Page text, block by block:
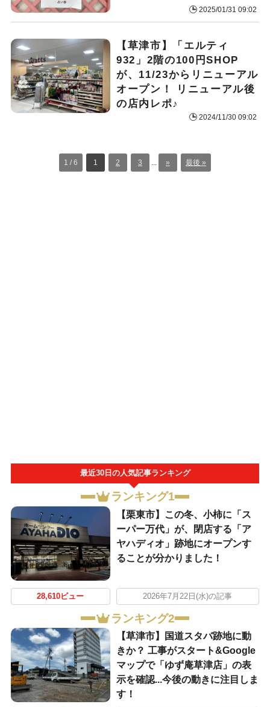
2025/01/31 09:02
【草津市】「エルティ
932」2階の100円SHOP
が、11/23からリニューアル
オープン！ リニューアル後
の店内レポ♪
2024/11/30 09:02
1 / 6 1 2 3 ... » 最後 »
最近30日の人気記事ランキング
ランキング1
【栗東市】この冬、小柿に「ス
ーパー万代」が、閉店する「ア
ヤハディオ」跡地にオープンす
ることが分かりました！
28,610ビュー 2026年7月22日(水)の記事
ランキング2
【草津市】国道スタバ跡地に動
きか？ 工事がスタート&Google
マップで「ゆず庵草津店」の表
示を確認...今後の動きに注目しま
す！